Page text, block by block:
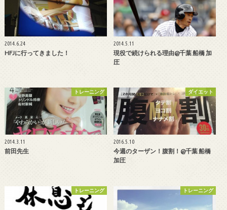
2014.6.24
HFJに行ってきました！
2014.5.11
現役で続けられる理由@千葉 船橋 加
圧
トレーニング
2014.3.11
前田先生
ダイエット
2016.5.10
今週のターザン！腹割！@千葉 船橋
加圧
トレーニング トレーニング